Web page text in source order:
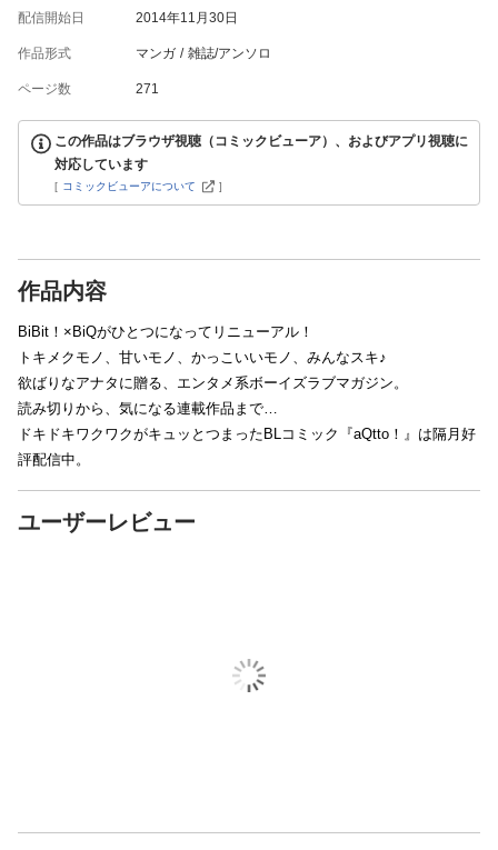
配信開始日 2014年11月30日
作品形式 マンガ 雑誌/アンソロ
ページ数 271
この作品はブラウザ視聴（コミックビューア）、およびアプリ視聴に
対応しています
[ コミックビューアについて ]
作品内容
BiBit！×BiQがひとつになってリニューアル！
トキメクモノ、甘いモノ、かっこいいモノ、みんなスキ♪
欲ばりなアナタに贈る、エンタメ系ボーイズラブマガジン。
読み切りから、気になる連載作品まで…
ドキドキワクワクがキュッとつまったBLコミック『aQtto！』は隔月好
評配信中。
ユーザーレビュー